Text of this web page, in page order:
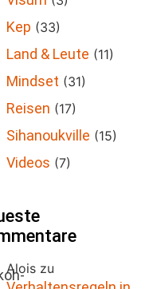
Kep (33)
Land & Leute (11)
Mindset (31)
Reisen (17)
Sihanoukville (15)
Videos (7)
Alois zu